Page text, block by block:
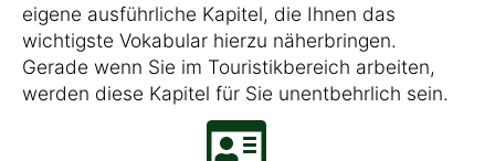
eigene ausführliche Kapitel, die Ihnen das
wichtigste Vokabular hierzu näherbringen.
Gerade wenn Sie im Touristikbereich arbeiten,
werden diese Kapitel für Sie unentbehrlich sein.